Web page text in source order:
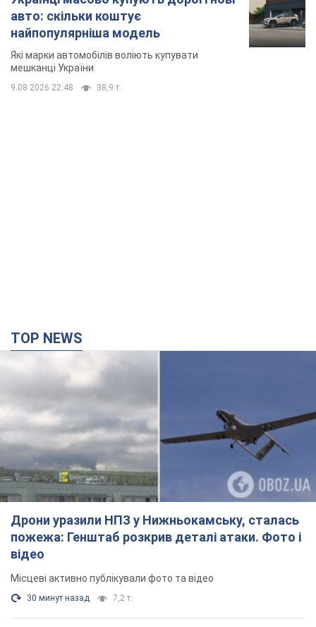
Дрони уразили НПЗ у Нижньокамську, сталась
відео
Місцеві активно публікували фото та відео
30 минут назад
Зруйновано будинки: на Харківщині внаслідок
ворожої атаки загинули п’ятеро людей. Фото
Правоохоронці документують наслідки атаки та фіксують
воєнний злочин
41 минуту назад 1,2 т.
СБУ затримала блогера, який коригував